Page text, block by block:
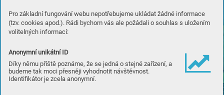
Pro základní fungování webu nepotřebujeme ukládat žádné informace
(tzv. cookies apod.). Rádi bychom vás ale požádali o souhlas s uložením
volitelných informací:
Anonymní unikátní ID
Díky němu příště poznáme, že se jedná o stejné zařízení, a
budeme tak moci přesněji vyhodnotit návštěvnost.
Identifikátor je zcela anonymní.